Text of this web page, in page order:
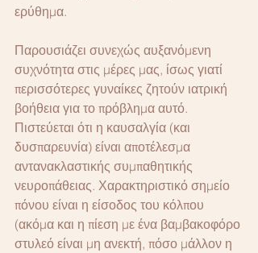
ερύθημα.
Παρουσιάζει συνεχώς αυξανόμενη
συχνότητα στις μέρες μας, ίσως γιατί
περισσότερες γυναίκες ζητούν ιατρική
βοήθεια για το πρόβλημα αυτό.
Πιστεύεται ότι η καυσαλγία (και
δυσπαρευνία) είναι αποτέλεσμα
αντανακλαστικής συμπαθητικής
νευροπάθειας. Χαρακτηριστικό σημείο
πόνου είναι η είσοδος του κόλπου
(ακόμα και η πίεση με ένα βαμβακοφόρο
στυλεό είναι μη ανεκτή, πόσο μάλλον η